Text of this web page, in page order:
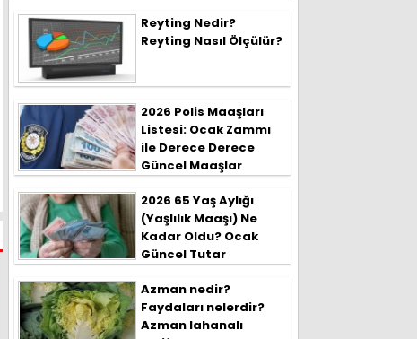
Reyting Nedir?
Reyting Nasıl Ölçülür?
2026 Polis Maaşları
Listesi: Ocak Zammı
ile Derece Derece
Güncel Maaşlar
2026 65 Yaş Aylığı
(Yaşlılık Maaşı) Ne
Kadar Oldu? Ocak
Güncel Tutar
Azman nedir?
Faydaları nelerdir?
Azman lahanalı